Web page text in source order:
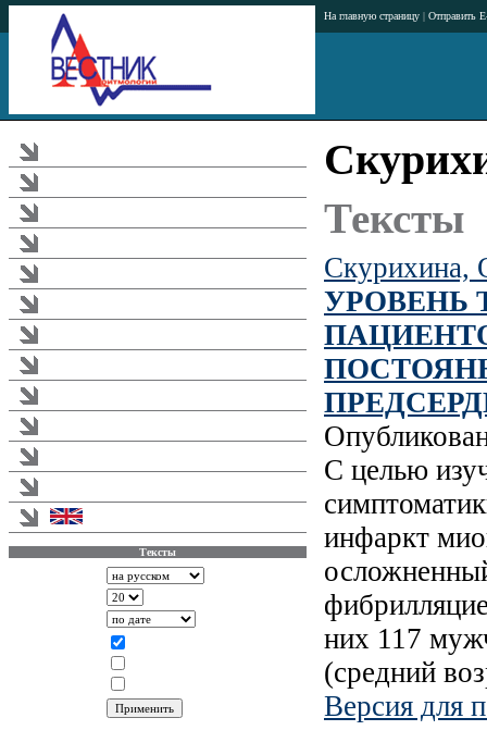
На главную страницу | Отправить
Тексты
Тексты
Скурихина,
УРОВЕНЬ
С целью
инфаркт
них 117
(средний
Версия для